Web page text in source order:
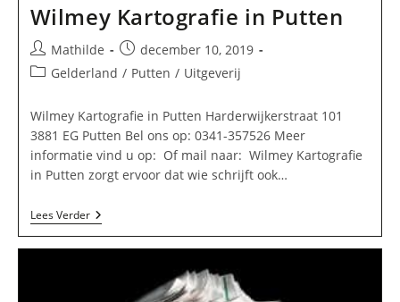
Wilmey Kartografie in Putten
Bericht
auteur:
Mathilde
Bericht
gepubliceerd
december 10, 2019
Berichtcategorie:
Gelderland / Putten / Uitgeverij
Wilmey Kartografie in Putten Harderwijkerstraat 101
3881 EG Putten Bel ons op: 0341-357526 Meer
informatie vind u op: Of mail naar: Wilmey Kartografie
in Putten zorgt ervoor dat wie schrijft ook…
Lees VerderWilmey
Kartografie